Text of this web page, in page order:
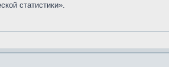
статистики».